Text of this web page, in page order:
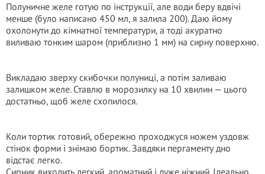
Полуничне желе готую по інструкції, але води беру вдвічі
менше (було написано 450 мл, я залила 200). Даю йому
охолонути до кімнатної температури, а тоді акуратно
виливаю тонким шаром (приблизно 1 мм) на сирну поверхню.
Викладаю зверху скибочки полуниці, а потім заливаю
залишком желе. Ставлю в морозилку на 10 хвилин — цього
достатньо, щоб желе схопилося.
Коли тортик готовий, обережно проходжуся ножем уздовж
стінок форми і знімаю бортик. Завдяки пергаменту дно
відстає легко.
Сирник виходить легкий, ароматний і дуже ніжний. Ідеально